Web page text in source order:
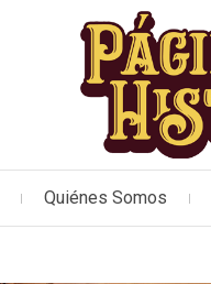
Quiénes Somos